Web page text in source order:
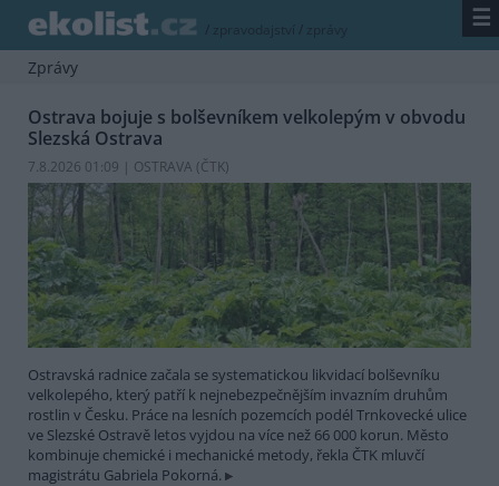
/ zpravodajství / zprávy ☰
Zprávy
Ostrava bojuje s bolševníkem velkolepým v obvodu
Slezská Ostrava
7.8.2026 01:09 | OSTRAVA (ČTK)
Ostravská radnice začala se systematickou likvidací bolševníku
velkolepého, který patří k nejnebezpečnějším invazním druhům
rostlin v Česku. Práce na lesních pozemcích podél Trnkovecké ulice
ve Slezské Ostravě letos vyjdou na více než 66 000 korun. Město
kombinuje chemické i mechanické metody, řekla ČTK mluvčí
magistrátu Gabriela Pokorná.